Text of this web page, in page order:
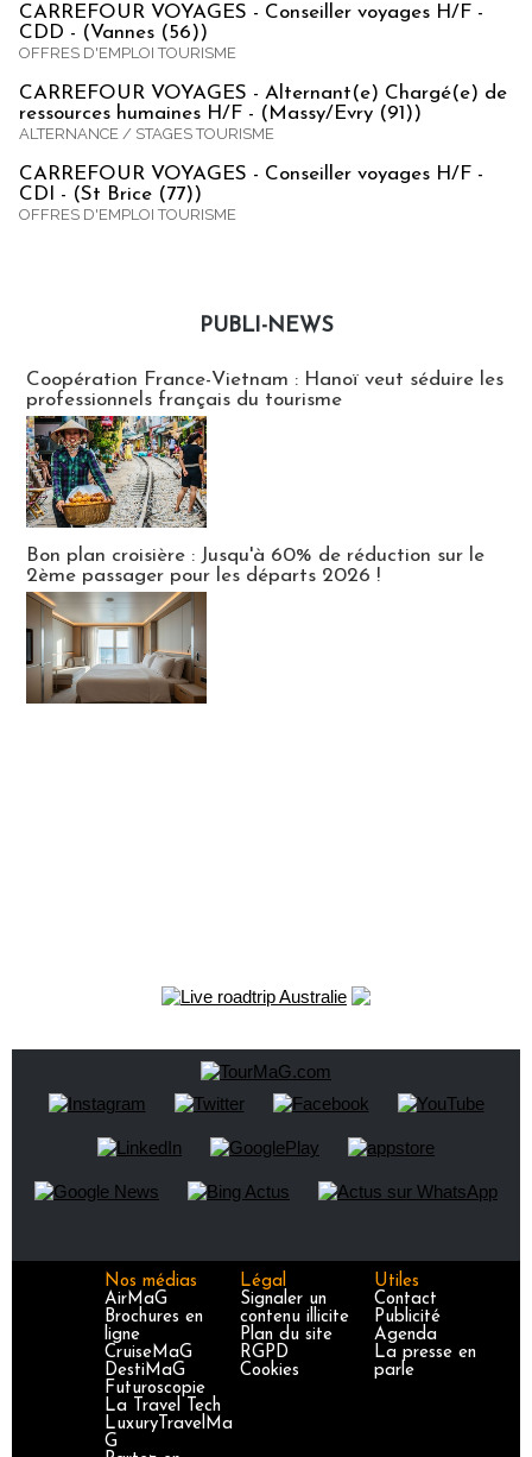
CARREFOUR VOYAGES - Conseiller voyages H/F -
CDD - (Vannes (56))
OFFRES D'EMPLOI TOURISME
CARREFOUR VOYAGES - Alternant(e) Chargé(e) de
ressources humaines H/F - (Massy/Evry (91))
ALTERNANCE / STAGES TOURISME
CARREFOUR VOYAGES - Conseiller voyages H/F -
CDI - (St Brice (77))
OFFRES D'EMPLOI TOURISME
PUBLI-NEWS
Coopération France-Vietnam : Hanoï veut séduire les
professionnels français du tourisme
Bon plan croisière : Jusqu'à 60% de réduction sur le
2ème passager pour les départs 2026 !
Nos médias
AirMaG
Brochures en
ligne
CruiseMaG
DestiMaG
Futuroscopie
La Travel Tech
LuxuryTravelMa
G
Légal
Signaler un
contenu illicite
Plan du site
RGPD
Cookies
Utiles
Contact
Publicité
Agenda
La presse en
parle